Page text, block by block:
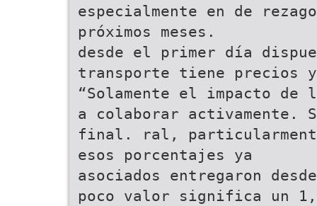
especialmente en de
próximos meses.
desde el primer día
transporte tiene precios
“Solamente el impacto de
a colaborar activamente.
final. ral,
esos porcentajes ya
asociados entregaron
poco valor significa un